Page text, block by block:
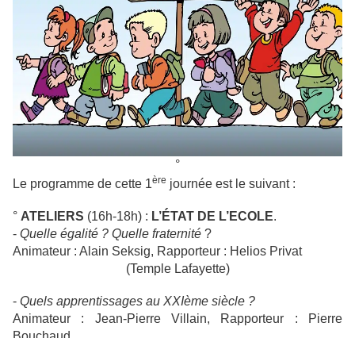
°
Le programme de cette 1ère journée est le suivant :
° ATELIERS (16h-18h) : L’ÉTAT DE L’ECOLE.
- Quelle égalité ? Quelle fraternité ?
Animateur : Alain Seksig, Rapporteur : Helios Privat
(Temple Lafayette)
- Quels apprentissages au XXIème siècle ?
Animateur : Jean-Pierre Villain, Rapporteur : Pierre